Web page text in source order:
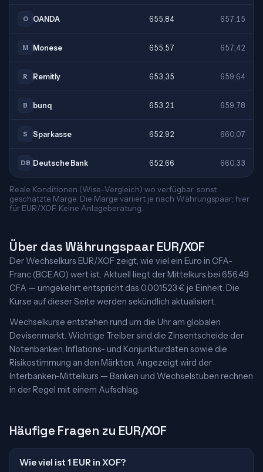
O OANDA 655,84 657,15
M Monese 655,57 657,42
R Remitly 653,35 659,64
B bunq 653,21 659,78
S Sparkasse 652,92 660,07
DB Deutsche Bank 652,66 660,33
Reale Konditionen (Wise-Vergleich) wo verfügbar, sonst
geschätzte Marge. Die Marge variiert je nach Währungspaar; hier
für EUR/XOF. Keine Anlageberatung.
Über das Währungspaar EUR/XOF
Der Wechselkurs EUR/XOF zeigt, wie viel ein Euro in CFA-
Franc (BCEAO) wert ist. Aktuell liegt der Mittelkurs bei 656,49
CFA — umgekehrt entspricht das 0,001523 € je Einheit. Die
Kurse auf dieser Seite werden sekündlich aktualisiert.
Wechselkurse entstehen rund um die Uhr am globalen
Devisenmarkt. Wichtige Treiber sind die Zinsentscheide der
Notenbanken, Inflations- und Konjunkturdaten sowie die
Risikostimmung an den Märkten. Angezeigt wird der
Interbanken-Mittelkurs — Banken und Wechselstuben rechnen
in der Regel mit einem Aufschlag.
Häufige Fragen zu EUR/XOF
Wie viel ist 1 EUR in XOF?